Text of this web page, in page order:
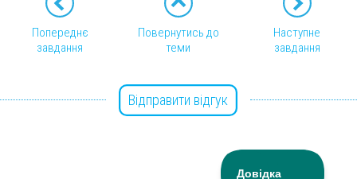
Попереднє
завдання
Повернутись до
теми
Наступне
завдання
Відправити відгук